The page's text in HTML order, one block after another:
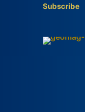
Subscribe